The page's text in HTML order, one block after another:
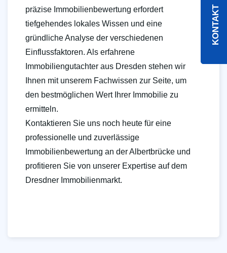
präzise Immobilienbewertung erfordert
tiefgehendes lokales Wissen und eine
gründliche Analyse der verschiedenen
Einflussfaktoren. Als erfahrene
Immobiliengutachter aus Dresden stehen wir
Ihnen mit unserem Fachwissen zur Seite, um
den bestmöglichen Wert Ihrer Immobilie zu
ermitteln.
Kontaktieren Sie uns noch heute für eine
professionelle und zuverlässige
Immobilienbewertung an der Albertbrücke und
profitieren Sie von unserer Expertise auf dem
Dresdner Immobilienmarkt.
KONTAKT